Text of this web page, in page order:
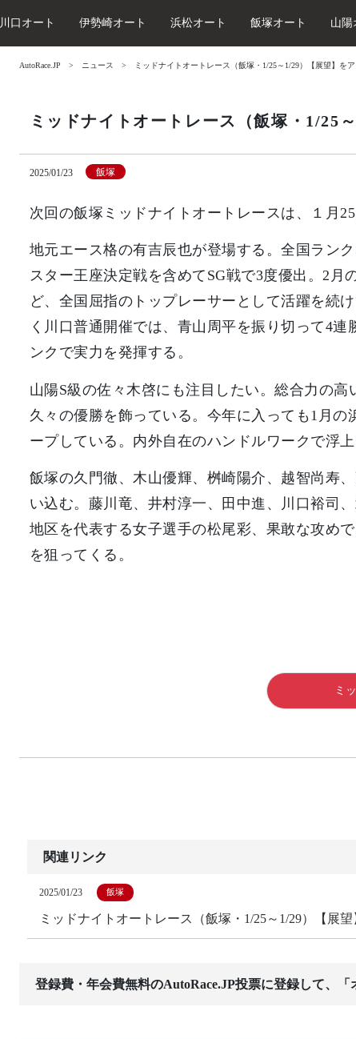
川口オート 伊勢崎オート 浜松オート 飯塚オート 山陽
AutoRace.JP ニュース ミッドナイトオートレース（飯塚・1/25～1/29）【展望】を
ミッドナイトオートレース（飯塚・1/25
2025/01/23 飯塚
次回の飯塚ミッドナイトオートレースは、１月
地元エース格の有吉辰也が登場する。全国ラン
スター王座決定戦を含めてSG戦で3度優出。2
ど、全国屈指のトップレーサーとして活躍を続
く川口普通開催では、青山周平を振り切って4
ンクで実力を発揮する。
山陽S級の佐々木啓にも注目したい。総合力の
久々の優勝を飾っている。今年に入っても1月
ープしている。内外自在のハンドルワークで浮上
飯塚の久門徹、木山優輝、桝崎陽介、越智尚寿
い込む。藤川竜、井村淳一、田中進、川口裕司
地区を代表する女子選手の松尾彩、果敢な攻め
を狙ってくる。
ミ
関連リンク
2025/01/23 飯塚
ミッドナイトオートレース（飯塚・1/25～1/29）【展
登録費・年会費無料のAutoRace.JP投票に登録して、「